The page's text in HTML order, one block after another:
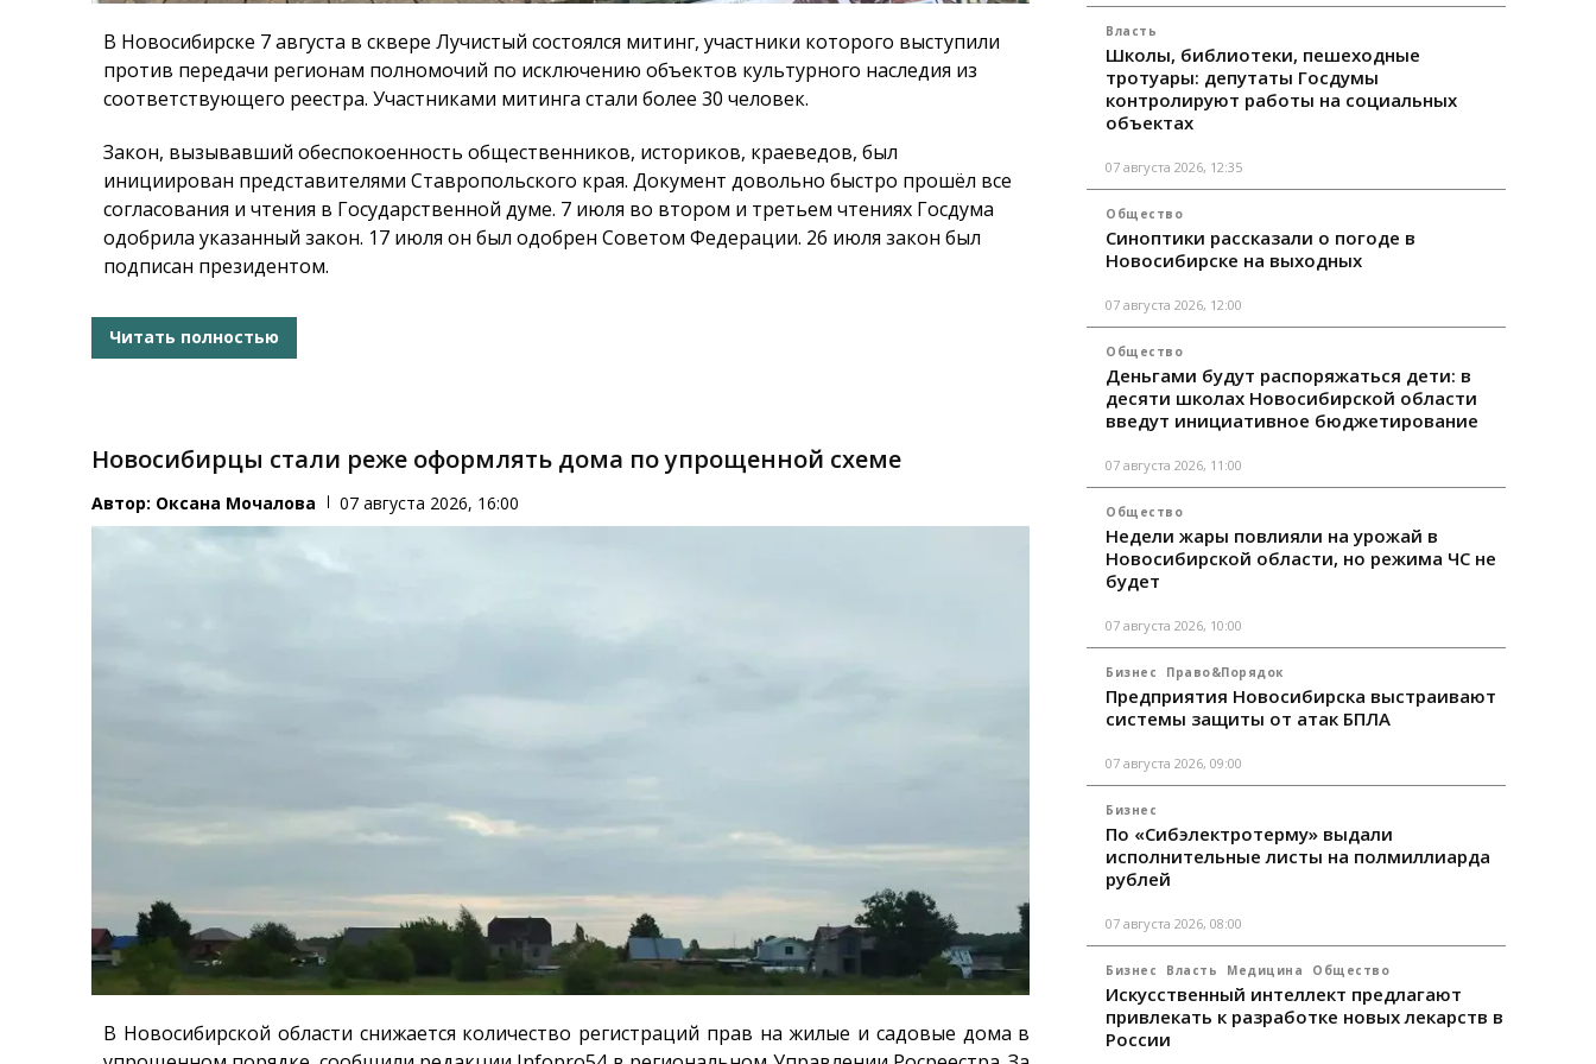
В Новосибирске 7 августа в сквере Лучистый состоялся митинг, участники которого выступили
против передачи регионам полномочий по исключению объектов культурного наследия из
соответствующего реестра. Участниками митинга стали более 30 человек.
Закон, вызывавший обеспокоенность общественников, историков, краеведов, был
инициирован представителями Ставропольского края. Документ довольно быстро прошёл все
согласования и чтения в Государственной думе. 7 июля во втором и третьем чтениях Госдума
одобрила указанный закон. 17 июля он был одобрен Советом Федерации. 26 июля закон был
подписан президентом.
Читать полностью
Новосибирцы стали реже оформлять дома по упрощенной схеме
Автор: Оксана Мочалова 07 августа 2026, 16:00
В Новосибирской области снижается количество регистраций прав на жилые и садовые дома в
Власть
Школы, библиотеки, пешеходные
тротуары: депутаты Госдумы
контролируют работы на социальных
объектах
07 августа 2026, 12:35
Общество
Синоптики рассказали о погоде в
Новосибирске на выходных
07 августа 2026, 12:00
Общество
Деньгами будут распоряжаться дети: в
десяти школах Новосибирской области
введут инициативное бюджетирование
07 августа 2026, 11:00
Общество
Недели жары повлияли на урожай в
Новосибирской области, но режима ЧС не
будет
07 августа 2026, 10:00
Бизнес Право&Порядок
Предприятия Новосибирска выстраивают
системы защиты от атак БПЛА
07 августа 2026, 09:00
Бизнес
По «Сибэлектротерму» выдали
исполнительные листы на полмиллиарда
рублей
07 августа 2026, 08:00
Бизнес Власть Медицина Общество
Искусственный интеллект предлагают
привлекать к разработке новых лекарств в
России